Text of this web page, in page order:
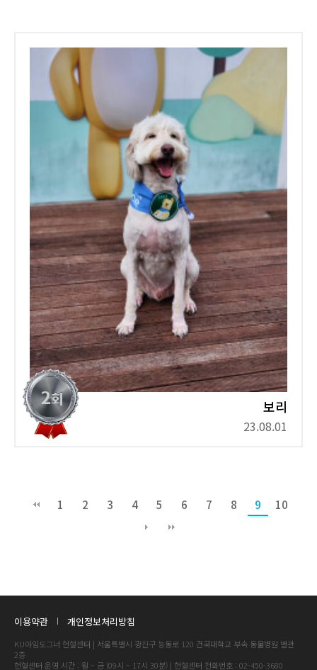
보리
23.08.01
1 2 3 4 5 6 7 8 9 10
이용약관 개인정보처리방침
KU아임도그너 헌혈센터 | 서울특별시 광진구 능동로 120 건국대학교 부속 동물병원 별관
2층
헌혈센터 운영 시간 : 월 ~ 금 (09시 ~ 17시 30분) | 헌혈센터 전화번호 : 02-450-3680